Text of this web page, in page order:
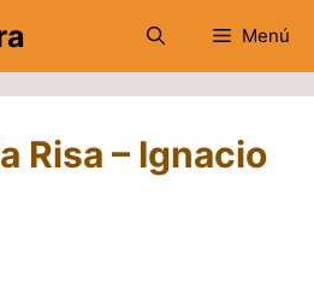
Menú
Risa – Ignacio